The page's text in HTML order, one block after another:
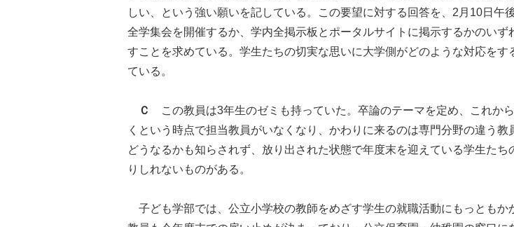
しい、という強い願いを記している。この要望に対する回答を、2月10日午
全学集会を開催するか、学内全掲示板とポータルサイトに掲示するかのいず
すことを求めている。学生たちの切実な思いに大学側がどのような対応をす
ている。
Ｃ
この教員は3年生のゼミも持っていた。卒論のテーマを定め、これか
くという時点で担当教員がいなくなり、かわりに来るのは専門分野の違う教
どうなるかも知らされず、放り出された状態で年度末を迎えている学生たち
りしれないものがある。
子ども学部では、公立小学校の教師をめざす学生の就職活動にもっともか